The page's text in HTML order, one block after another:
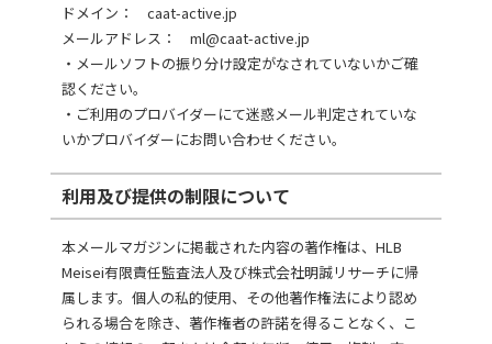
ドメイン： caat-active.jp
メールアドレス： ml
caat-active.jp
・メールソフトの振り分け設定がなされていないかご確
認ください。
・ご利用のプロバイダーにて迷惑メール判定されていな
いかプロバイダーにお問い合わせください。
利用及び提供の制限について
本メールマガジンに掲載された内容の著作権は、HLB
Meisei有限責任監査法人及び株式会社明誠リサーチに帰
属します。個人の私的使用、その他著作権法により認め
られる場合を除き、著作権者の許諾を得ることなく、こ